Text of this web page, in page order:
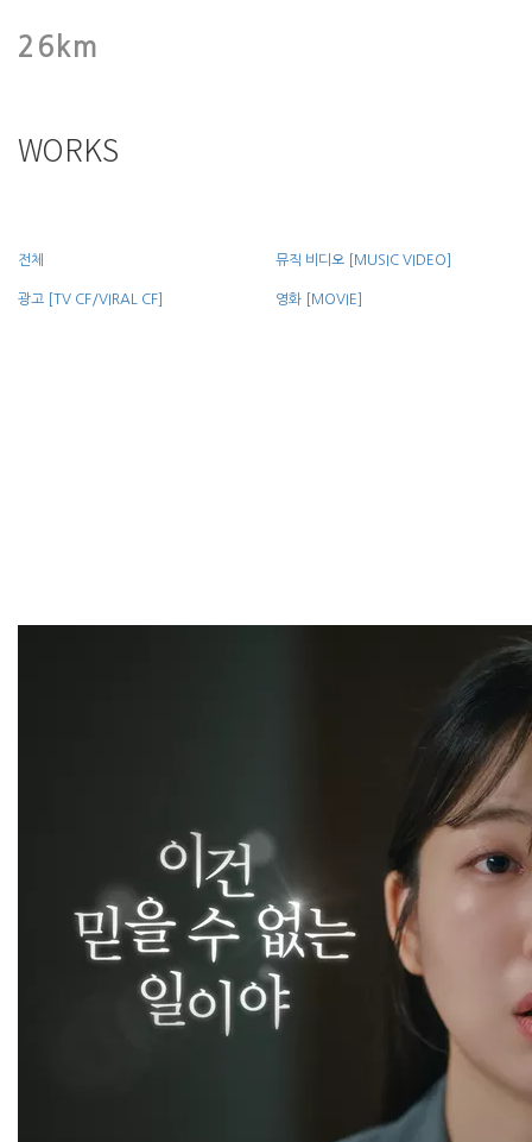
26km
WORKS
전체 뮤직 비디오 [MUSIC VIDEO]
광고 [TV CF/VIRAL CF] 영화 [MOVIE]